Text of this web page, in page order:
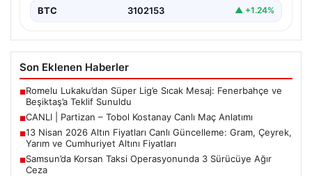
BTC 3102153 ▲ +1.24%
Son Eklenen Haberler
■Romelu Lukaku’dan Süper Lig’e Sıcak Mesaj: Fenerbahçe ve
Beşiktaş’a Teklif Sunuldu
■CANLI | Partizan – Tobol Kostanay Canlı Maç Anlatımı
■13 Nisan 2026 Altın Fiyatları Canlı Güncelleme: Gram, Çeyrek,
Yarım ve Cumhuriyet Altını Fiyatları
■Samsun’da Korsan Taksi Operasyonunda 3 Sürücüye Ağır
Ceza